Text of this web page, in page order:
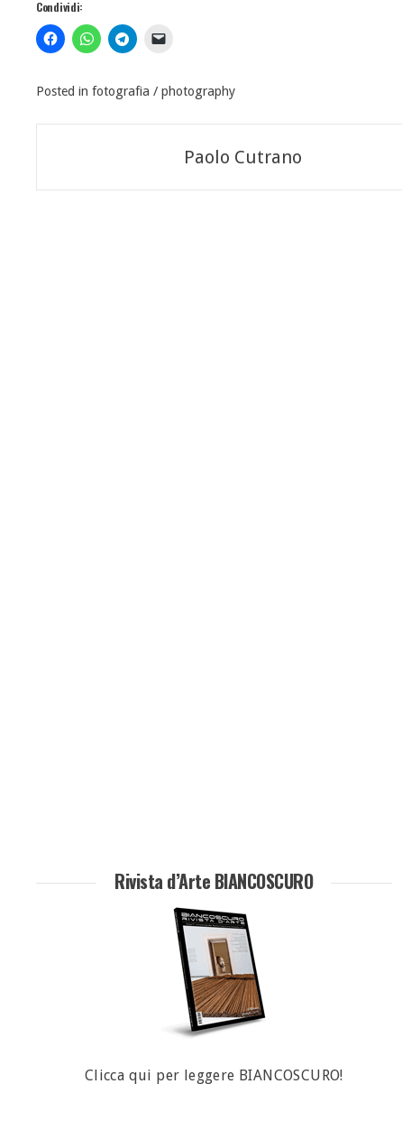
Condividi:
Posted in fotografia / photography
articoli
Paolo Cutrano
Rivista d’Arte BIANCOSCURO
Clicca qui per leggere BIANCOSCURO!